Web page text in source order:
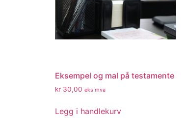
Eksempel og mal på testamente
kr 30,00 eks mva
Legg i handlekurv